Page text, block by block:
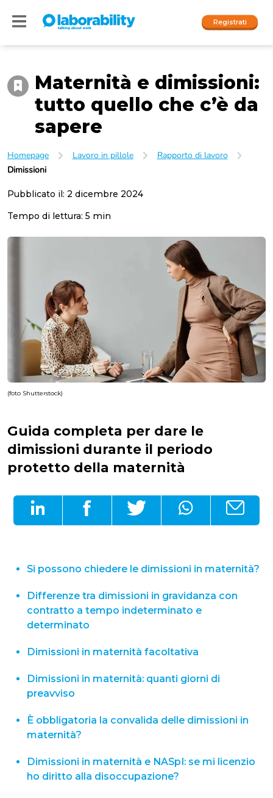
Registrati
I nostri social
Accedi
People
Company
Maternità e dimissioni:
tutto quello che c’è da
sapere
Homepage Lavoro in pillole
Rapporto di lavoro
Dimissioni
Pubblicato il: 2 dicembre 2024
Tempo di lettura: 5 min
(foto Shutterstock)
Guida completa per dare le
dimissioni durante il periodo
protetto della maternità
Si possono chiedere le dimissioni in maternità?
Differenze tra dimissioni in gravidanza con
contratto a tempo indeterminato e
determinato
Dimissioni in maternità facoltativa
Dimissioni in maternità: quanti giorni di
preavviso
È obbligatoria la convalida delle dimissioni in
maternità?
Dimissioni in maternità e NASpI: se mi licenzio
ho diritto alla disoccupazione?